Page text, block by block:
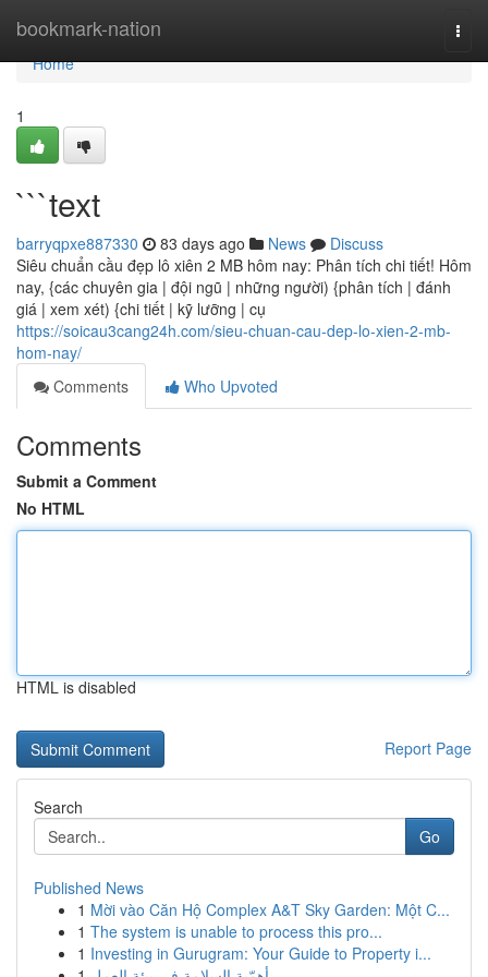
bookmark-nation
Home
Home
1
```text
barryqpxe887330 83 days ago News
Discuss
Siêu chuẩn cầu đẹp lô xiên 2 MB hôm nay: Phân tích chi tiết! Hôm
nay, {các chuyên gia | đội ngũ | những người) {phân tích | đánh
giá | xem xét) {chi tiết | kỹ lưỡng | cụ
https://soicau3cang24h.com/sieu-chuan-cau-dep-lo-xien-2-mb-
hom-nay/
Comments
Who Upvoted
Comments
Submit a Comment
No HTML
HTML is disabled
Report Page
Search
Go
Published News
1 Mời vào Căn Hộ Complex A&T Sky Garden: Một C...
1 The system is unable to process this pro...
1 Investing in Gurugram: Your Guide to Property i...